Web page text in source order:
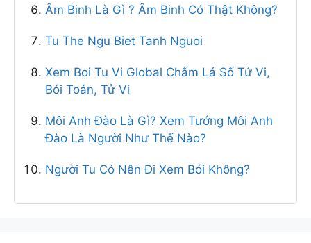
Giá vàng hôm nay
Giá xăng hôm nay
Tỷ giá vcb
Tỷ giá ngoại tệ
Giá cà phê hôm nay
Giá tiêu hôm nay
Xổ số vietlott
Âm Binh Là Gì ? Âm Binh Có Thật Không?
Tu The Ngu Biet Tanh Nguoi
Xem Boi Tu Vi Global Chấm Lá Số Tử Vi,
Bói Toán, Tử Vi
Môi Anh Đào Là Gì? Xem Tướng Môi Anh
Đào Là Người Như Thế Nào?
Người Tu Có Nên Đi Xem Bói Không?